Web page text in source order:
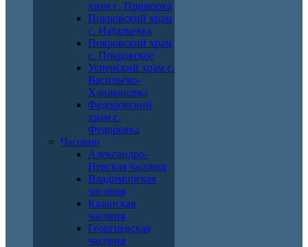
храм с. Приморка
Покровский храм
с. Натальевка
Покровский храм
с. Покровское
Успенский храм с.
Васильево-
Ханжоновка
Федоровский
храм с.
Федоровка
Часовни
Александро-
Невская часовня
Владимирская
часовня
Казанская
часовня
Георгиевская
часовня